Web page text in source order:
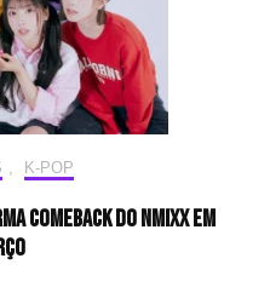
, K-POP
comeback do NMIXX em